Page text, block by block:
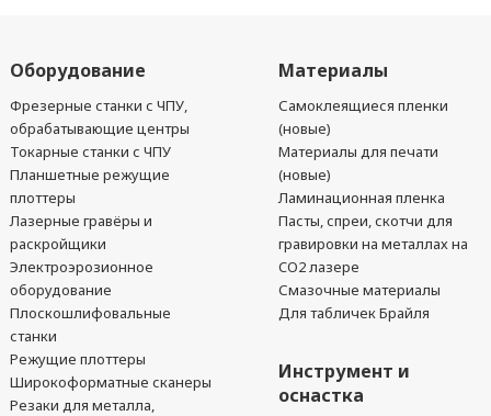
Оборудование
Фрезерные станки с ЧПУ,
обрабатывающие центры
Токарные станки с ЧПУ
Планшетные режущие
плоттеры
Лазерные гравёры и
раскройщики
Электроэрозионное
оборудование
Плоскошлифовальные
станки
Режущие плоттеры
Широкоформатные сканеры
Резаки для металла,
Материалы
Самоклеящиеся пленки
(новые)
Материалы для печати
(новые)
Ламинационная пленка
Пасты, спреи, скотчи для
гравировки на металлах на
CO2 лазере
Смазочные материалы
Для табличек Брайля
Инструмент и
оснастка